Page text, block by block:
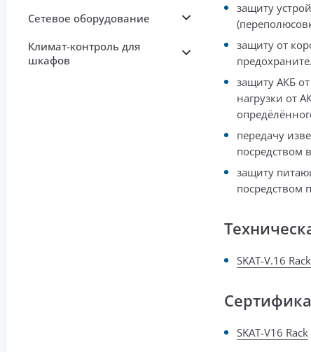
защиту
защиту от
защиту АКБ
нагрузки от
передачу
посредством
защиту
посредством
SKAT-V.16
SKAT-V16 Rack
Сетевое оборудование
Климат-контроль для
шкафов